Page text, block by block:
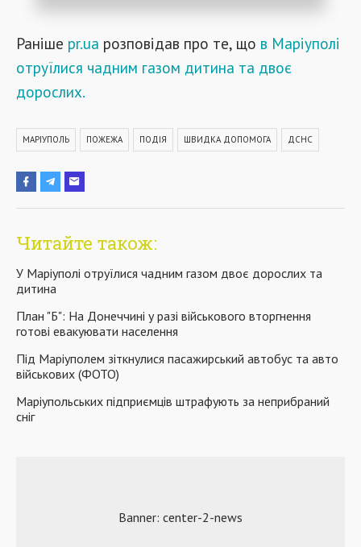
Раніше pr.ua розповідав про те, що в Маріуполі
отруїлися чадним газом дитина та двоє
дорослих.
МАРІУПОЛЬ ПОЖЕЖА ПОДІЯ ШВИДКА ДОПОМОГА ДСНС
Читайте також:
У Маріуполі отруїлися чадним газом двоє дорослих та
дитина
План "Б": На Донеччині у разі військового вторгнення
готові евакуювати населення
Під Маріуполем зіткнулися пасажирський автобус та авто
військових (ФОТО)
Маріупольських підприємців штрафують за неприбраний
сніг